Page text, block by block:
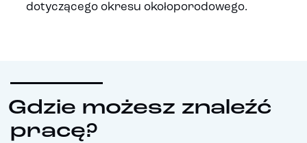
dotyczącego okresu okołoporodowego.
Gdzie możesz znaleźć
pracę?